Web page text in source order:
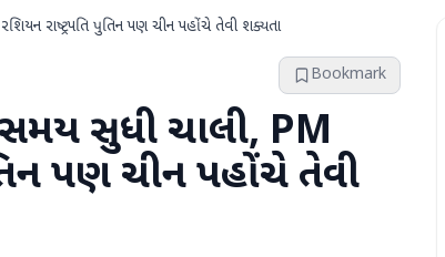
રાષ્ટ્રપતિ પુતિન પણ ચીન પહોંચે તેવી શક્યતા
Bookmark
સુધી ચાલી, PM
પણ ચીન પહોંચે તેવી